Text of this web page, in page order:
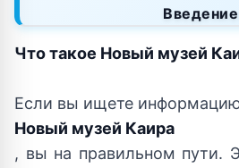
Что такое Новый музей
Если вы ищете
Новый музей Каира
, вы на правильном пути.